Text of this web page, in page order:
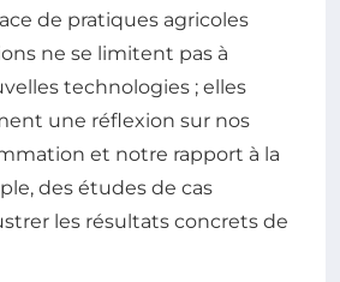
de pratiques agricoles
ne se limitent pas à
technologies ; elles
une réflexion sur nos
et notre rapport à la
des études de cas
les résultats concrets de